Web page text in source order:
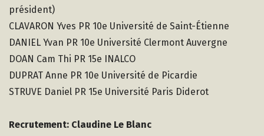
président)
CLAVARON Yves PR 10e Université de Saint-Étienne
DANIEL Yvan PR 10e Université Clermont Auvergne
DOAN Cam Thi PR 15e INALCO
DUPRAT Anne PR 10e Université de Picardie
STRUVE Daniel PR 15e Université Paris Diderot
Recrutement: Claudine Le Blanc